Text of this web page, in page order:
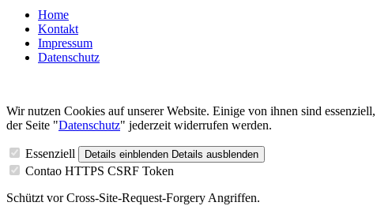
Home
Kontakt
Impressum
Datenschutz
Wir nutzen Cookies auf unserer Website. Einige von ihnen sind
der Seite "Datenschutz" jederzeit widerrufen werden.
Essenziell Details einblenden Details ausblenden
Contao HTTPS CSRF Token
Schützt vor Cross-Site-Request-Forgery Angriffen.